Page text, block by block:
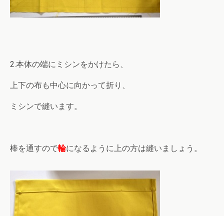
2.本体の端にミシンをかけたら、
上下の布も中心に向かって折り、
ミシンで縫います。
棒を通すので輪になるように上の方は縫いましょう。